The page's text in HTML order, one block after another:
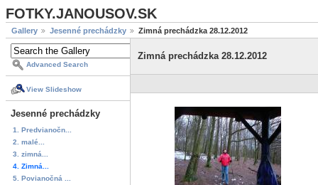
FOTKY.JANOUSOV.SK
Gallery Jesenné prechádzky Zimná prechádzka 28.12.2012
Advanced Search
View Slideshow
Jesenné prechádzky
1. Predvianočn...
2. malé...
3. zimná...
4. Zimná...
5. Povianočná ...
Zimná prechádzka 28.12.2012